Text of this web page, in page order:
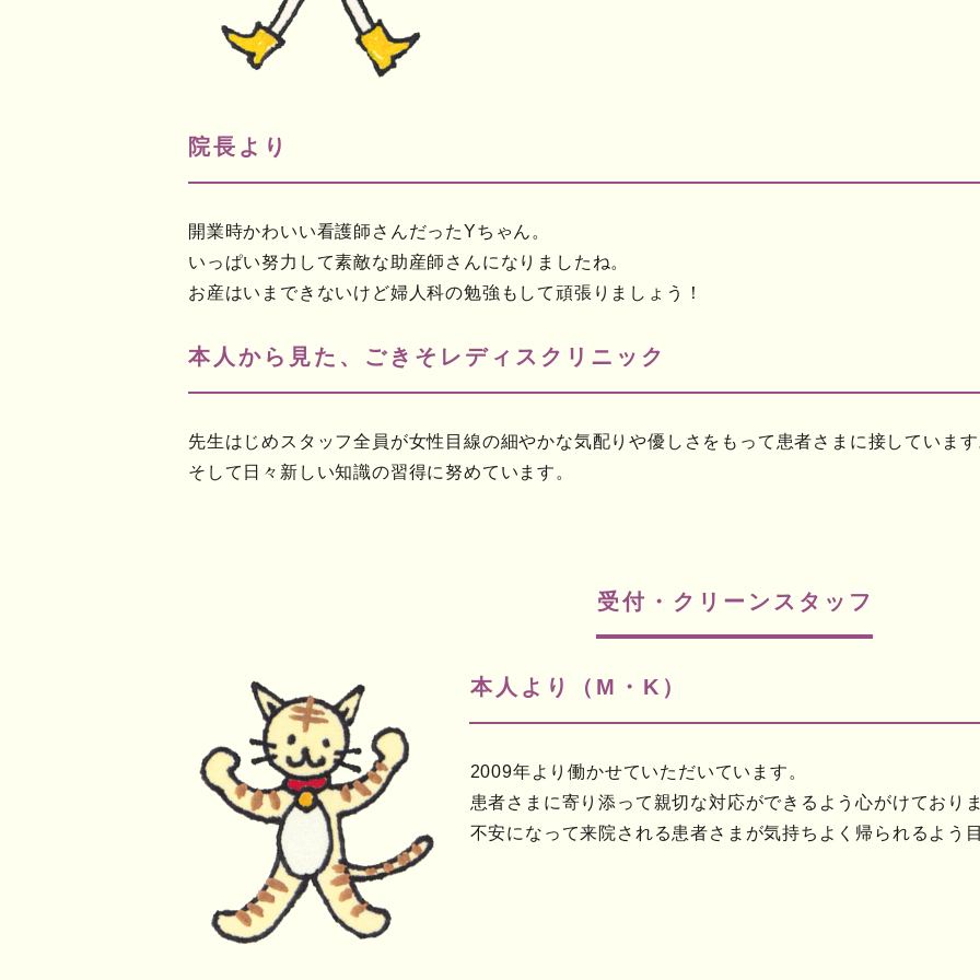
院長より
開業時かわいい看護師さんだったYちゃん。
いっぱい努力して素敵な助産師さんになりましたね。
お産はいまできないけど婦人科の勉強もして頑張りましょう！
本人から見た、ごきそレディスクリニック
先生はじめスタッフ全員が女性目線の細やかな気配りや優しさをもって患者さまに接していま
そして日々新しい知識の習得に努めています。
受付・クリーンスタッフ
本人より（M・K）
2009年より働かせていただいています。
患者さまに寄り添って親切な対応ができるよう心がけており
不安になって来院される患者さまが気持ちよく帰られるよう